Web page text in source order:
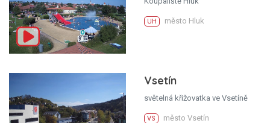
UH město Hluk
Vsetín
světelná křižovatka ve Vsetíně
VS město Vsetín